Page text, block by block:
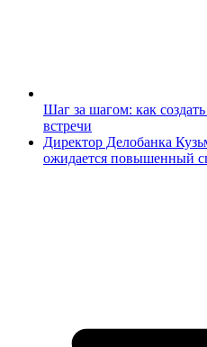
Шаг за шагом: как
встречи
Директор Делобанка
ожидается повышенный